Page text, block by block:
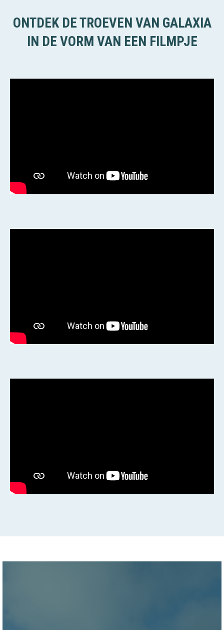
ONTDEK DE TROEVEN VAN GALAXIA
IN DE VORM VAN EEN FILMPJE